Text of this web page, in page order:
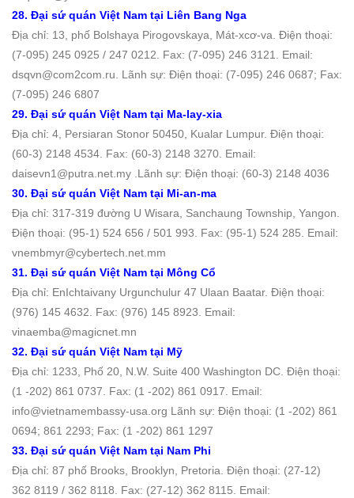
28. Đại sứ quán Việt Nam tại Liên Bang Nga
Địa chỉ: 13, phố Bolshaya Pirogovskaya, Mát-xcơ-va. Ðiện thoại:
(7-095) 245 0925 / 247 0212. Fax: (7-095) 246 3121. Email:
dsqvn@com2com.ru. Lãnh sự: Điện thoại: (7-095) 246 0687; Fax:
(7-095) 246 6807
29. Đại sứ quán Việt Nam tại Ma-lay-xia
Địa chỉ: 4, Persiaran Stonor 50450, Kualar Lumpur. Ðiện thoại:
(60-3) 2148 4534. Fax: (60-3) 2148 3270. Email:
daisevn1@putra.net.my .Lãnh sự: Điện thoại: (60-3) 2148 4036
30. Đại sứ quán Việt Nam tại Mi-an-ma
Địa chỉ: 317-319 đường U Wisara, Sanchaung Township, Yangon.
Ðiện thoại: (95-1) 524 656 / 501 993. Fax: (95-1) 524 285. Email:
vnembmyr@cybertech.net.mm
31. Đại sứ quán Việt Nam tại Mông Cổ
Địa chỉ: EnIchtaivany Urgunchulur 47 Ulaan Baatar. Ðiện thoại:
(976) 145 4632. Fax: (976) 145 8923. Email:
vinaemba@magicnet.mn
32. Đại sứ quán Việt Nam tại Mỹ
Địa chỉ: 1233, Phố 20, N.W. Suite 400 Washington DC. Ðiện thoại:
(1 -202) 861 0737. Fax: (1 -202) 861 0917. Email:
info@vietnamembassy-usa.org Lãnh sự: Điện thoại: (1 -202) 861
0694; 861 2293; Fax: (1 -202) 861 1297
33. Đại sứ quán Việt Nam tại Nam Phi
Địa chỉ: 87 phố Brooks, Brooklyn, Pretoria. Ðiện thoại: (27-12)
362 8119 / 362 8118. Fax: (27-12) 362 8115. Email: